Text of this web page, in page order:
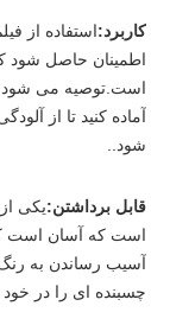
کاربرد:استفاده از
اطمینان حاصل شود
است.توصیه می شود
آماده کنید تا از
شود..
قابل برداشتن:یکی
است که آسان است
آسیب رساندن به رنگ
چسبنده ای را در خود